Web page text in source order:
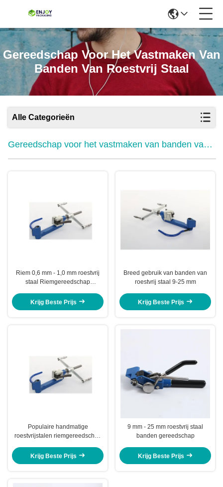
Gereedschap Voor Het Vastmaken Van
Banden Van Roestvrij Staal
Alle Categorieën
Gereedschap voor het vastmaken van banden van
roestvrij staal
Riem 0,6 mm - 1,0 mm roestvrij
staal Riemgereedschap
Spiraal
Krijg Beste Prijs
Breed gebruik van banden van
roestvrij staal 9-25 mm
Krijg Beste Prijs
Populaire handmatige
roestvrijstalen riemgereedschap
Krijg Beste Prijs
9 mm - 25 mm roestvrij staal
banden gereedschap
Krijg Beste Prijs